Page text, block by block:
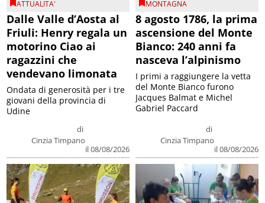
ATTUALITA'
Dalle Valle d’Aosta al
Friuli: Henry regala un
motorino Ciao ai
ragazzini che
vendevano limonata
di
Cinzia Timpano
il 08/08/2026
Ondata di generosità per i tre
giovani della provincia di
Udine
MONTAGNA
8 agosto 1786, la prima
ascensione del Monte
Bianco: 240 anni fa
nasceva l’alpinismo
di
Cinzia Timpano
il 08/08/2026
I primi a raggiungere la vetta
del Monte Bianco furono
Jacques Balmat e Michel
Gabriel Paccard